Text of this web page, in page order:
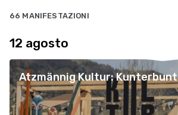
66 MANIFESTAZIONI
12 agosto
Atzmännig Kultur: Kunterbunt